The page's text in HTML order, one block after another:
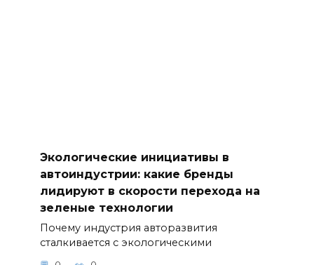
Экологические инициативы в
автоиндустрии: какие бренды
лидируют в скорости перехода на
зеленые технологии
Почему индустрия авторазвития
сталкивается с экологическими